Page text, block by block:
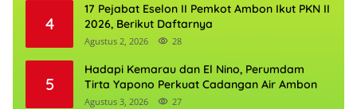
4
17 Pejabat Eselon II Pemkot Ambon Ikut PKN II
2026, Berikut Daftarnya
Agustus 2, 2026 28
5
Hadapi Kemarau dan El Nino, Perumdam
Tirta Yapono Perkuat Cadangan Air Ambon
Agustus 3, 2026 27